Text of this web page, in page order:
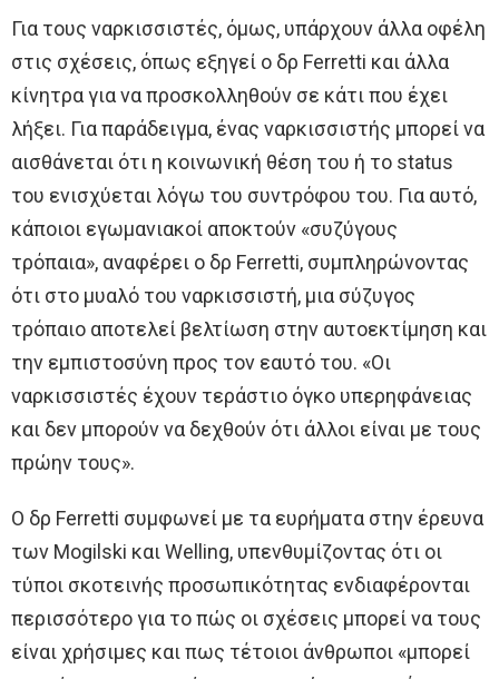
Για τους ναρκισσιστές, όμως, υπάρχουν άλλα οφέλη
στις σχέσεις, όπως εξηγεί ο δρ Ferretti και άλλα
κίνητρα για να προσκολληθούν σε κάτι που έχει
λήξει. Για παράδειγμα, ένας ναρκισσιστής μπορεί να
αισθάνεται ότι η κοινωνική θέση του ή το status
του ενισχύεται λόγω του συντρόφου του. Για αυτό,
κάποιοι εγωμανιακοί αποκτούν «συζύγους
τρόπαια», αναφέρει ο δρ Ferretti, συμπληρώνοντας
ότι στο μυαλό του ναρκισσιστή, μια σύζυγος
τρόπαιο αποτελεί βελτίωση στην αυτοεκτίμηση και
την εμπιστοσύνη προς τον εαυτό του. «Οι
ναρκισσιστές έχουν τεράστιο όγκο υπερηφάνειας
και δεν μπορούν να δεχθούν ότι άλλοι είναι με τους
πρώην τους».
Ο δρ Ferretti συμφωνεί με τα ευρήματα στην έρευνα
των Mogilski και Welling, υπενθυμίζοντας ότι οι
τύποι σκοτεινής προσωπικότητας ενδιαφέρονται
περισσότερο για το πώς οι σχέσεις μπορεί να τους
είναι χρήσιμες και πως τέτοιοι άνθρωποι «μπορεί